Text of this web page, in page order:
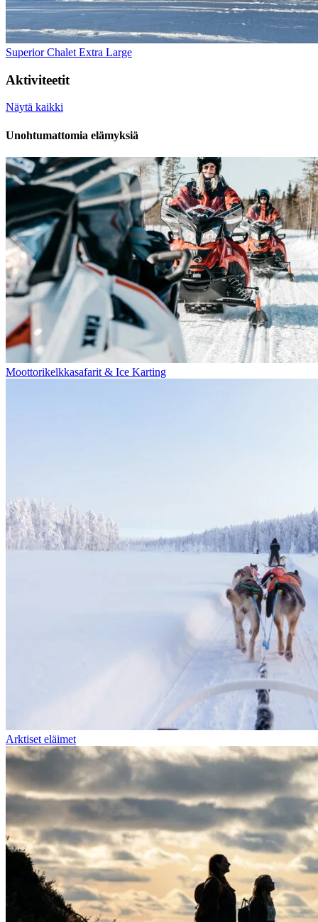
Superior Chalet Extra Large
Aktiviteetit
Näytä kaikki
Unohtumattomia elämyksiä
Moottorikelkkasafarit & Ice Karting
Arktiset eläimet